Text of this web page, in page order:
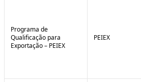
Programa de
Qualificação para
Exportação – PEIEX
PEIEX